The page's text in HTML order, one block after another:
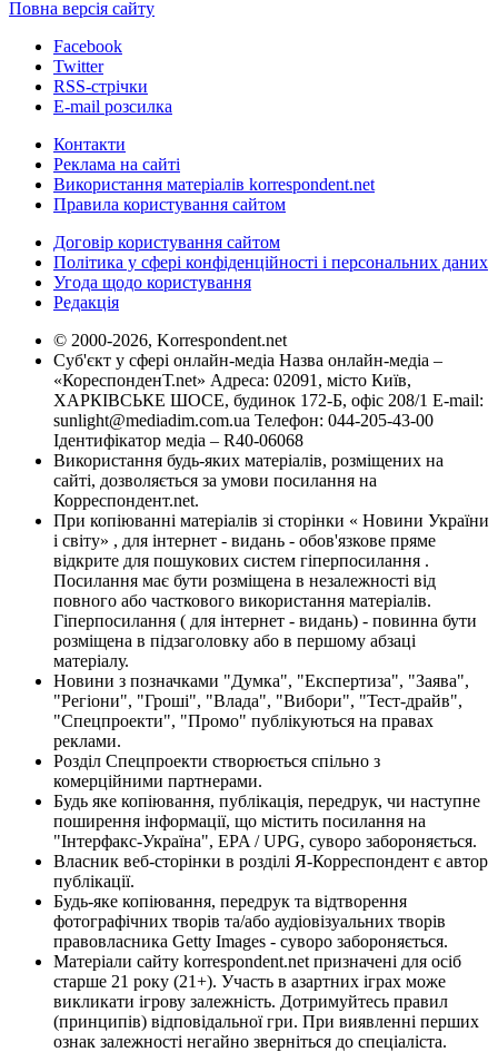
Повна версія сайту
Facebook
Twitter
RSS-стрічки
E-mail розсилка
Контакти
Реклама на сайті
Використання матеріалів korrespondent.net
Правила користування сайтом
Договір користування сайтом
Політика у сфері конфіденційності і персональних даних
Угода щодо користування
Редакція
© 2000-2026, Korrespondent.net
Суб'єкт у сфері онлайн-медіа Назва онлайн-медіа –
«КореспонденТ.net» Адреса: 02091, місто Київ,
ХАРКІВСЬКЕ ШОСЕ, будинок 172-Б, офіс 208/1 E-mail:
sunlight@mediadim.com.ua Телефон: 044-205-43-00
Ідентифікатор медіа – R40-06068
Використання будь-яких матеріалів, розміщених на
сайті, дозволяється за умови посилання на
Корреспондент.net.
При копіюванні матеріалів зі сторінки « Новини України
і світу» , для інтернет - видань - обов'язкове пряме
відкрите для пошукових систем гіперпосилання .
Посилання має бути розміщена в незалежності від
повного або часткового використання матеріалів.
Гіперпосилання ( для інтернет - видань) - повинна бути
розміщена в підзаголовку або в першому абзаці
матеріалу.
Новини з позначками "Думка", "Експертиза", "Заява",
"Регіони", "Гроші", "Влада", "Вибори", "Тест-драйв",
"Спецпроекти", "Промо" публікуються на правах
реклами.
Розділ Спецпроекти створюється спільно з
комерційними партнерами.
Будь яке копіювання, публікація, передрук, чи наступне
поширення інформації, що містить посилання на
"Інтерфакс-Україна", EPA / UPG, суворо забороняється.
Власник веб-сторінки в розділі Я-Корреспондент є автор
публікації.
Будь-яке копіювання, передрук та відтворення
фотографічних творів та/або аудіовізуальних творів
правовласника Getty Images - суворо забороняється.
Матеріали сайту korrespondent.net призначені для осіб
старше 21 року (21+). Участь в азартних іграх може
викликати ігрову залежність. Дотримуйтесь правил
(принципів) відповідальної гри. При виявленні перших
ознак залежності негайно зверніться до спеціаліста.